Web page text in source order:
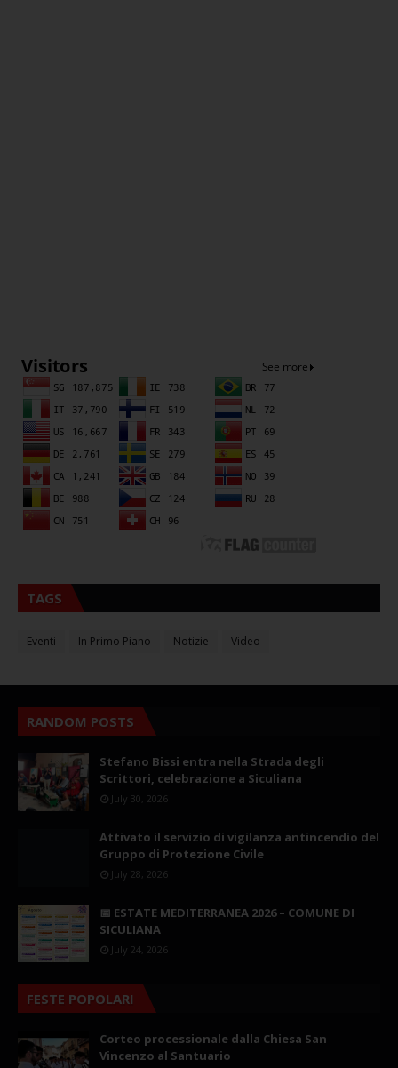
TAGS
Eventi In Primo Piano Notizie Video
RANDOM POSTS
Stefano Bissi entra nella Strada degli
Scrittori, celebrazione a Siculiana
July 30, 2026
Attivato il servizio di vigilanza antincendio del
Gruppo di Protezione Civile
July 28, 2026
📅 ESTATE MEDITERRANEA 2026 – COMUNE DI
SICULIANA
July 24, 2026
FESTE POPOLARI
Corteo processionale dalla Chiesa San
Vincenzo al Santuario